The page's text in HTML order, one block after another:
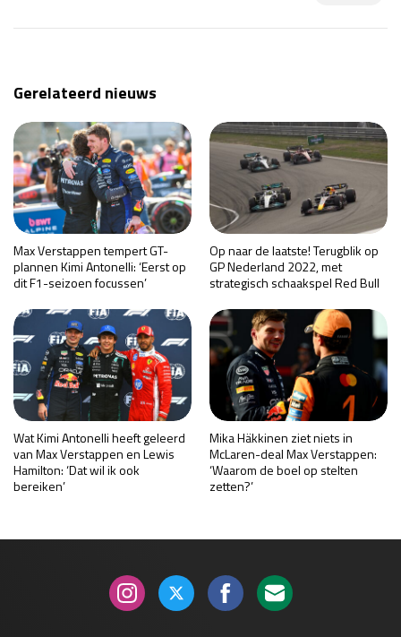
Gerelateerd nieuws
Max Verstappen tempert GT-
plannen Kimi Antonelli: ‘Eerst op
dit F1-seizoen focussen’
Op naar de laatste! Terugblik op
GP Nederland 2022, met
strategisch schaakspel Red Bull
Wat Kimi Antonelli heeft geleerd
van Max Verstappen en Lewis
Hamilton: ‘Dat wil ik ook
bereiken’
Mika Häkkinen ziet niets in
McLaren-deal Max Verstappen:
‘Waarom de boel op stelten
zetten?’